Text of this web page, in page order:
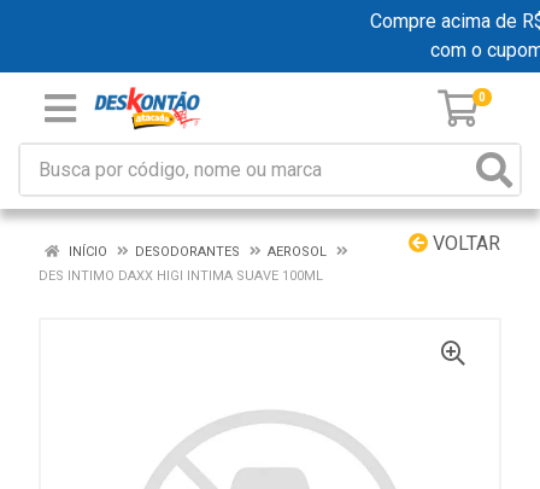
Compre acima de
com o
0
VOLTAR
INÍCIO DESODORANTES
AEROSOL
DES INTIMO DAXX HIGI INTIMA SUAVE 100ML